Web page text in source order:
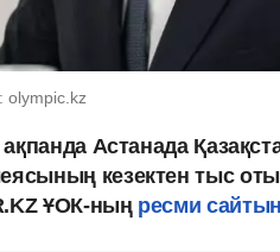
olympic.kz
ақпанда Астанада
кезектен тыс
ҰОК-ның ресми